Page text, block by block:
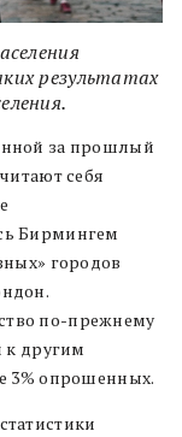
результатах
за прошлый
себя
Бирмингем
городов
по-прежнему
к другим
3% опрошенных.